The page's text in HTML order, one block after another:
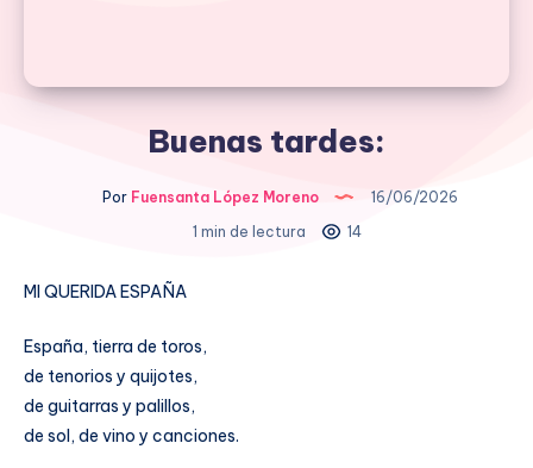
Buenas tardes:
Por Fuensanta López Moreno
16/06/2026
1 min de lectura
14
MI QUERIDA ESPAÑA
España, tierra de toros,
de tenorios y quijotes,
de guitarras y palillos,
de sol, de vino y canciones.